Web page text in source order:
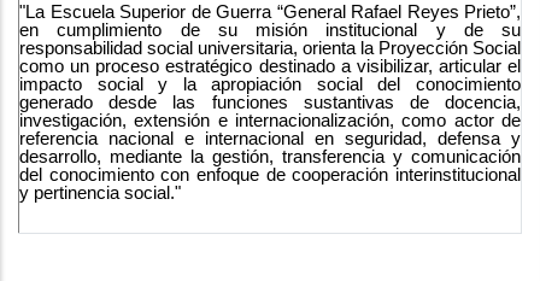
"La Escuela Superior de Guerra “General Rafael Reyes Prieto”,
en cumplimiento de su misión institucional y de su
responsabilidad social universitaria, orienta la Proyección Social
como un proceso estratégico destinado a visibilizar, articular el
impacto social y la apropiación social del conocimiento
generado desde las funciones sustantivas de docencia,
investigación, extensión e internacionalización, como actor de
referencia nacional e internacional en seguridad, defensa y
desarrollo, mediante la gestión, transferencia y comunicación
del conocimiento con enfoque de cooperación interinstitucional
y pertinencia social."